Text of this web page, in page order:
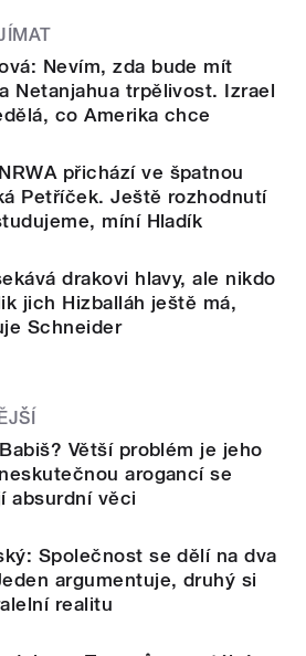
Nevím, zda bude mít
Netanjahua trpělivost. Izrael
co Amerika chce
přichází ve špatnou
Petříček. Ještě rozhodnutí
míní Hladík
drakovi hlavy, ale nikdo
jich Hizballáh ještě má,
Schneider
Větší problém je jeho
arogancí se
absurdní věci
Společnost se dělí na dva
argumentuje, druhý si
realitu